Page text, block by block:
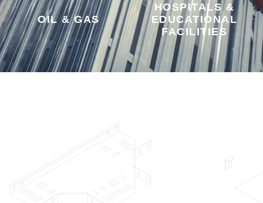
OIL & GAS
HOSPITALS &
EDUCATIONAL
FACILITIES